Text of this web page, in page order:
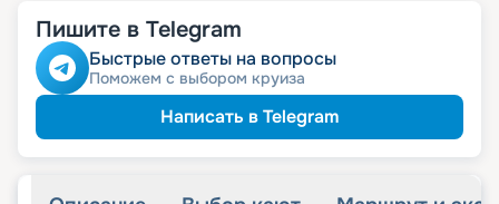
Пишите в Telegram
Быстрые ответы на вопросы
Поможем с выбором круиза
Написать в Telegram